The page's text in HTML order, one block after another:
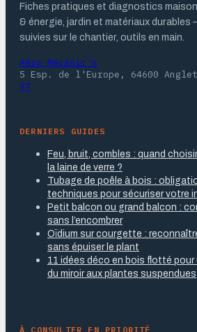
Fiches pratiques et diagnostics
& énergie, jardin et matériaux
suivies sur le chantier, outils en main.
Aéro Mécanic's
5 Esp. de l'Europe, 64600 Anglet
97
DERNIERS GUIDES
Feu, bruit, combles : quand
la laine de verre ?
Tubage de poêle à bois :
techniques pour sécuriser votre
Petit balcon ou grand balcon :
sans l’encombrer
Oïdium sur courgette :
sans épuiser le plant
11 idées déco en bois flotté pour
du miroir aux plantes suspendues
À CONSULTER EN PRIORITÉ